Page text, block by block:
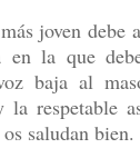
joven debe
en la que
baja al
la respetable
saludan bien.